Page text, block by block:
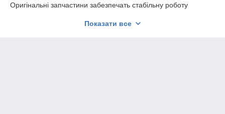
Оригінальні запчастини забезпечать стабільну роботу
Весь асортимент нашої компанії є ОРИГІНАЛЬНИМ
Показати все